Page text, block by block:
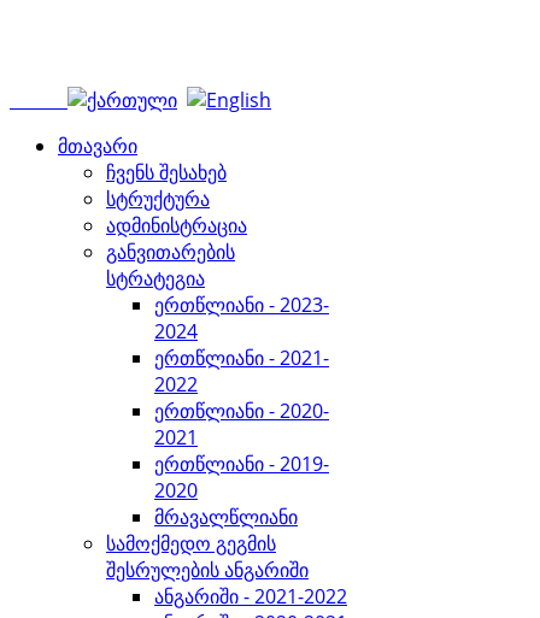
მთავარი
ჩვენს შესახებ
სტრუქტურა
ადმინისტრაცია
განვითარების
სტრატეგია
ერთწლიანი - 2023-
2024
ერთწლიანი - 2021-
2022
ერთწლიანი - 2020-
2021
ერთწლიანი - 2019-
2020
მრავალწლიანი
სამოქმედო გეგმის
შესრულების ანგარიში
ანგარიში - 2021-2022